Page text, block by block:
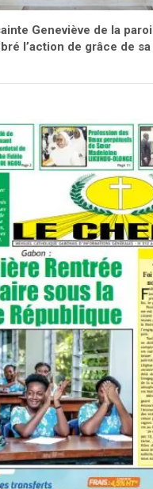
Geneviève de la
l’action de grâce de